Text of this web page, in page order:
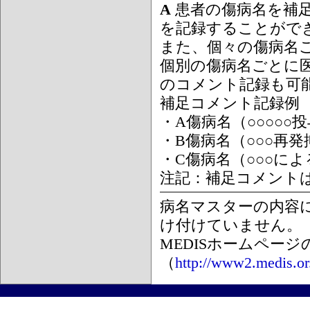
A 患者の傷病名を補
を記録することがで
また、個々の傷病名
個別の傷病名ごとに
のコメント記録も可
補足コメント記録例
・A傷病名（○○○○○
・B傷病名（○○○再
・C傷病名（○○○に
注記：補足コメント
病名マスターの内容
け付けていません。
MEDISホームページ
（http://